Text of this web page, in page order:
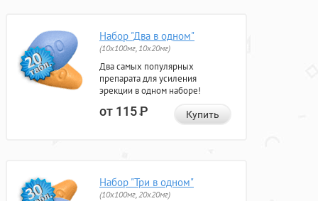
Набор "Два в одном"
(10x100мг, 10x20мг)
Два самых популярных
препарата для усиления
эрекции в одном наборе!
от 115Р Купить
Набор "Три в одном"
(10x100мг, 20x20мг)